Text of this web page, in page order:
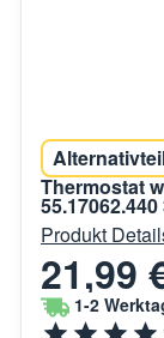
Thermostat
Produkt
21,99
1-2